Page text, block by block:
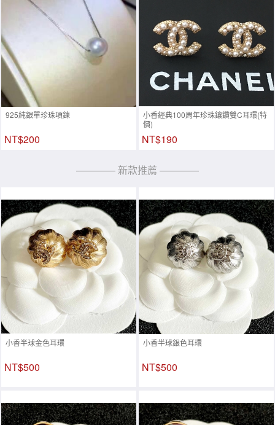
925純銀單珍珠項鍊
NT$200
小香經典100周年珍珠鑲鑽雙C耳環(特
價)
NT$190
———— 新款推薦 ————
小香半球金色耳環
NT$500
小香半球銀色耳環
NT$500